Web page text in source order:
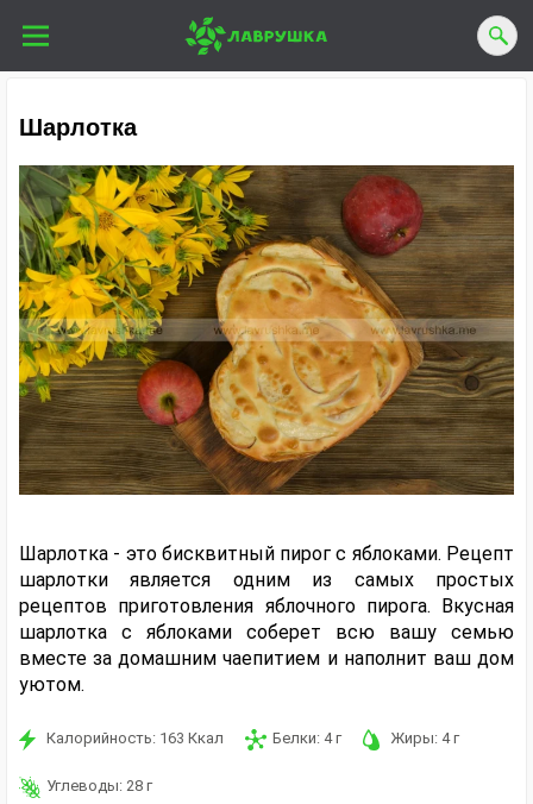
Шарлотка
Шарлотка - это бисквитный пирог с яблоками. Рецепт
шарлотки является одним из самых простых
рецептов приготовления яблочного пирога. Вкусная
шарлотка с яблоками соберет всю вашу семью
вместе за домашним чаепитием и наполнит ваш дом
уютом.
Калорийность: 163 Ккал Белки: 4г Жиры: 4г
Углеводы: 28 г